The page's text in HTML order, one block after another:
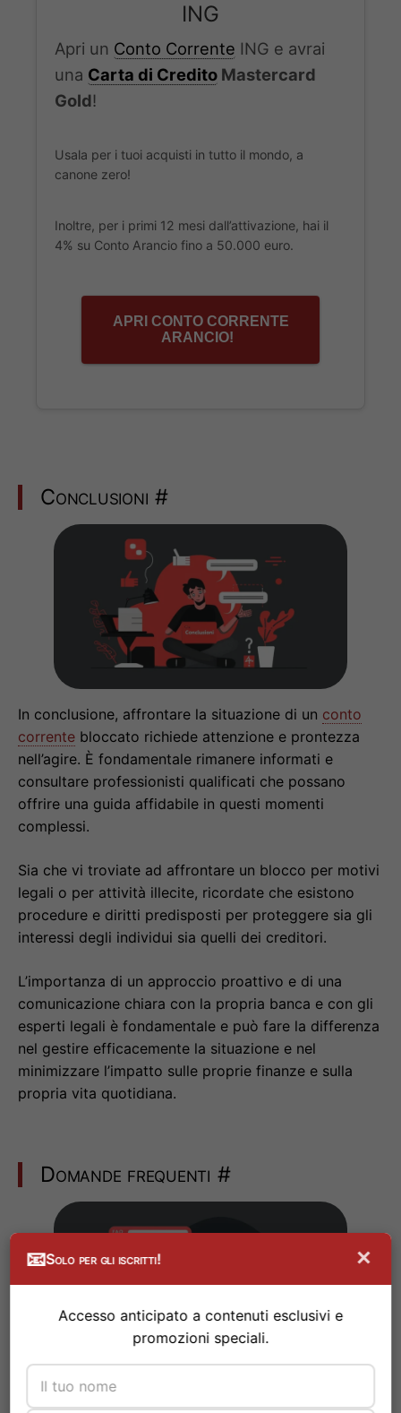
ING
Apri un Conto Corrente ING e avrai
una Carta di Credito Mastercard
Gold!
Usala per i tuoi acquisti in tutto il mondo, a
canone zero!
Inoltre, per i primi 12 mesi dall’attivazione, hai il
4% su Conto Arancio fino a 50.000 euro.
APRI CONTO CORRENTE
ARANCIO!
Conclusioni #
In conclusione, affrontare la situazione di un conto
corrente bloccato richiede attenzione e prontezza
nell’agire. È fondamentale rimanere informati e
consultare professionisti qualificati che possano
offrire una guida affidabile in questi momenti
complessi.
Sia che vi troviate ad affrontare un blocco per motivi
legali o per attività illecite, ricordate che esistono
procedure e diritti predisposti per proteggere sia gli
interessi degli individui sia quelli dei creditori.
L’importanza di un approccio proattivo e di una
comunicazione chiara con la propria banca e con gli
esperti legali è fondamentale e può fare la differenza
nel gestire efficacemente la situazione e nel
minimizzare l’impatto sulle proprie finanze e sulla
propria vita quotidiana.
Domande frequenti #
È possibile prevedere quando un conto verrà
📧Solo per gli iscritti! ×
Accesso anticipato a contenuti esclusivi e
promozioni speciali.